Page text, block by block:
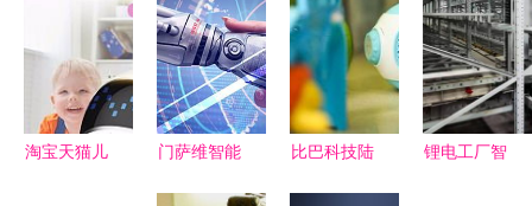
淘宝天猫儿
门萨维智能
比巴科技陆
锂电工厂智